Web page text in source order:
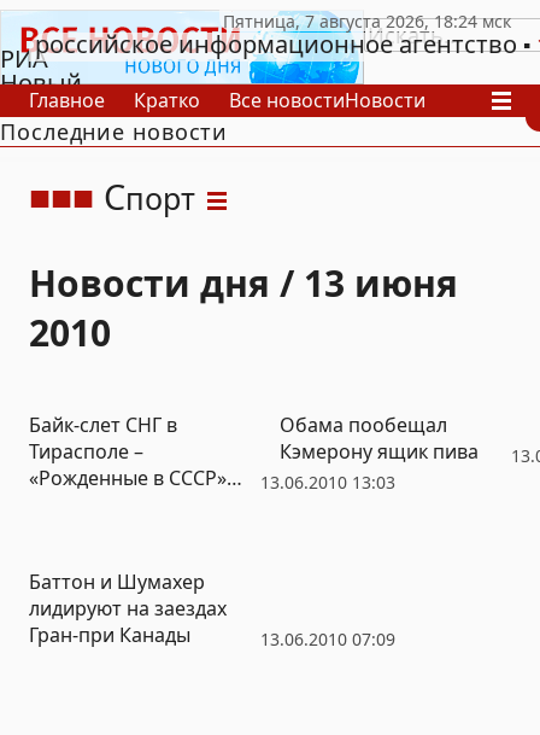
РИА
Новый
День
российское информационное агентство
Главное Кратко Все новостиНовости
В России
В мире
Последние новости
Спорт
Новости дня / 13 июня
2010
13.06.2010 13:03
Байк-слет СНГ в
Тирасполе –
«Рожденные в СССР»
Обама пообещал
Кэмерону ящик пива
13.06.2010 07:09
Баттон и Шумахер
лидируют на заездах
Гран-при Канады